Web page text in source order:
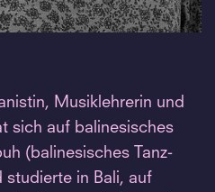
Musiklehrerin und
sich auf balinesisches
(balinesisches Tanz-
studierte in Bali, auf